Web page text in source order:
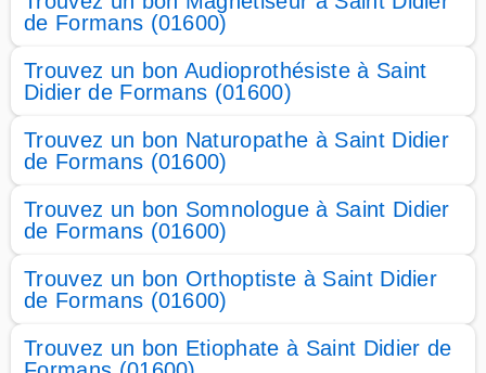
de Formans (01600)
Trouvez un bon Audioprothésiste à Saint
Didier de Formans (01600)
Trouvez un bon Naturopathe à Saint Didier
de Formans (01600)
Trouvez un bon Somnologue à Saint Didier
de Formans (01600)
Trouvez un bon Orthoptiste à Saint Didier
de Formans (01600)
Trouvez un bon Etiophate à Saint Didier de